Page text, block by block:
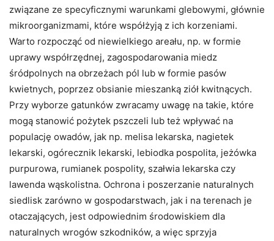
związane ze specyficznymi warunkami glebowymi, głównie
mikroorganizmami, które współżyją z ich korzeniami.
Warto rozpocząć od niewielkiego areału, np. w formie
uprawy współrzędnej, zagospodarowania miedz
śródpolnych na obrzeżach pól lub w formie pasów
kwietnych, poprzez obsianie mieszanką ziół kwitnących.
Przy wyborze gatunków zwracamy uwagę na takie, które
mogą stanowić pożytek pszczeli lub też wpływać na
populację owadów, jak np. melisa lekarska, nagietek
lekarski, ogórecznik lekarski, lebiodka pospolita, jeżówka
purpurowa, rumianek pospolity, szałwia lekarska czy
lawenda wąskolistna. Ochrona i poszerzanie naturalnych
siedlisk zarówno w gospodarstwach, jak i na terenach je
otaczających, jest odpowiednim środowiskiem dla
naturalnych wrogów szkodników, a więc sprzyja